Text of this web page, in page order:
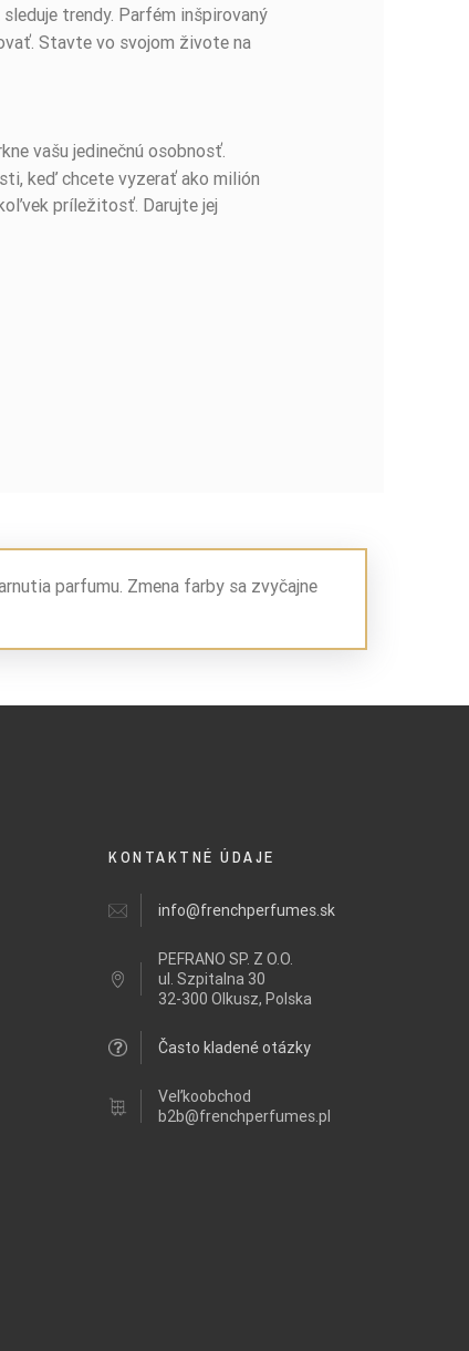
trendy. Parfém inšpirovaný
Stavte vo svojom živote na
vašu jedinečnú osobnosť.
keď chcete vyzerať ako milión
príležitosť. Darujte jej
parfumu. Zmena farby sa zvyčajne
KONTAKTNÉ ÚDAJE
info@frenchperfumes.sk
PEFRANO SP. Z O.O.
ul. Szpitalna 30
32-300 Olkusz, Polska
Často kladené otázky
Veľkoobchod
b2b@frenchperfumes.pl